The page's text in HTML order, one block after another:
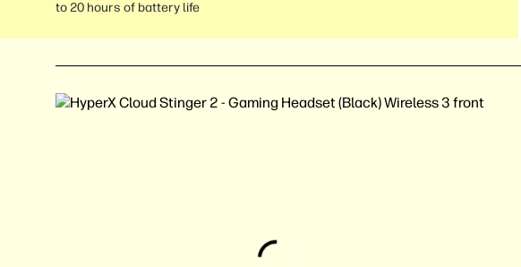
to 20 hours of battery life